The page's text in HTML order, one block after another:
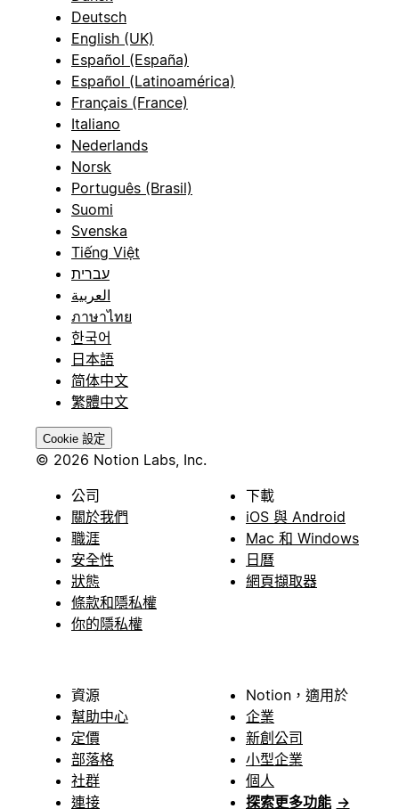
Deutsch
English (UK)
Español (España)
Español (Latinoamérica)
Français (France)
Italiano
Nederlands
Norsk
Português (Brasil)
Suomi
Svenska
Tiếng Việt
עברית
العربية
ภาษาไทย
한국어
日本語
简体中文
繁體中文
Cookie 設定
© 2026 Notion Labs, Inc.
公司
關於我們
職涯
安全性
狀態
條款和隱私權
你的隱私權
下載
iOS 與 Android
Mac 和 Windows
日曆
網頁擷取器
資源
幫助中心
定價
部落格
社群
連接
Notion，適用於
企業
新創公司
小型企業
個人
探索更多功能 →